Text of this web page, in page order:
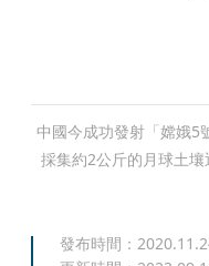
中國今成功發射「嫦娥5
採集約2公斤的月球土
發布時間：